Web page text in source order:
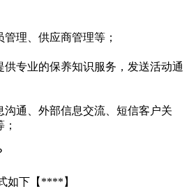
理、供应商管理等；
供专业的保养知识服务，发送活动通
通、外部信息交流、短信客户关
如下【****】